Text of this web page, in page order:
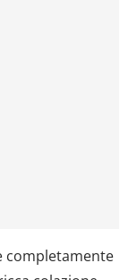
completamente